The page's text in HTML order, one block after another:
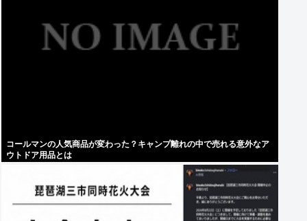
コールマンの人気商品が変わった？キャンプ離れの中で売れる意外なア
ウトドア用品とは